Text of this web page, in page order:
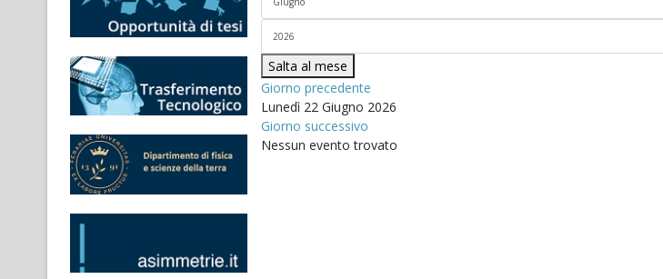
Salta al mese
Giorno precedente
Lunedì 22 Giugno 2026
Giorno successivo
Nessun evento trovato